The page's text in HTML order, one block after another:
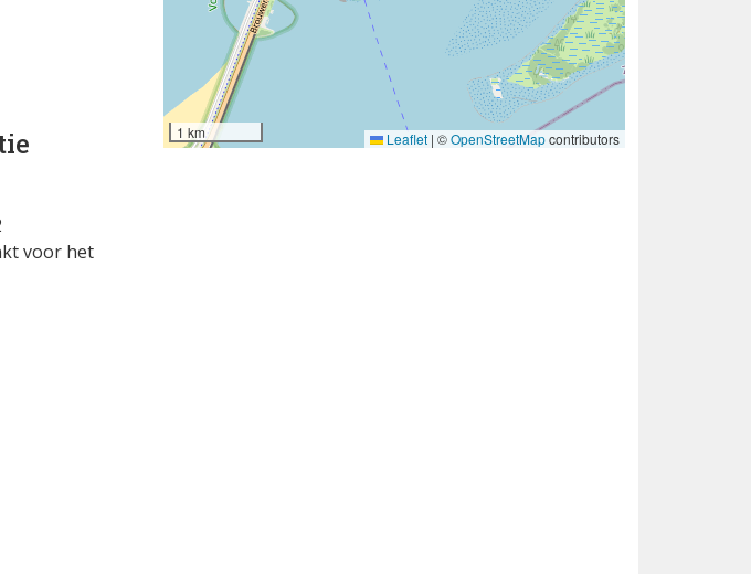
voor het
1 km Leaflet | ©OpenStreetMapcontributors